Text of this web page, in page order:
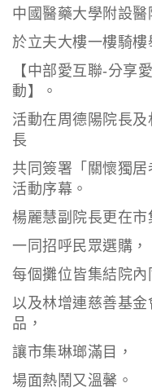
中國醫藥大學附設
於立夫大樓一樓騎樓
【中部愛互聯-分享
動】。
活動在周德陽院長
長
共同簽署「關懷獨
活動序幕。
楊麗慧副院長更在
一同招呼民眾選購，
每個攤位皆集結院內
以及林增連慈善基
品，
讓市集琳瑯滿目，
場面熱鬧又溫馨。